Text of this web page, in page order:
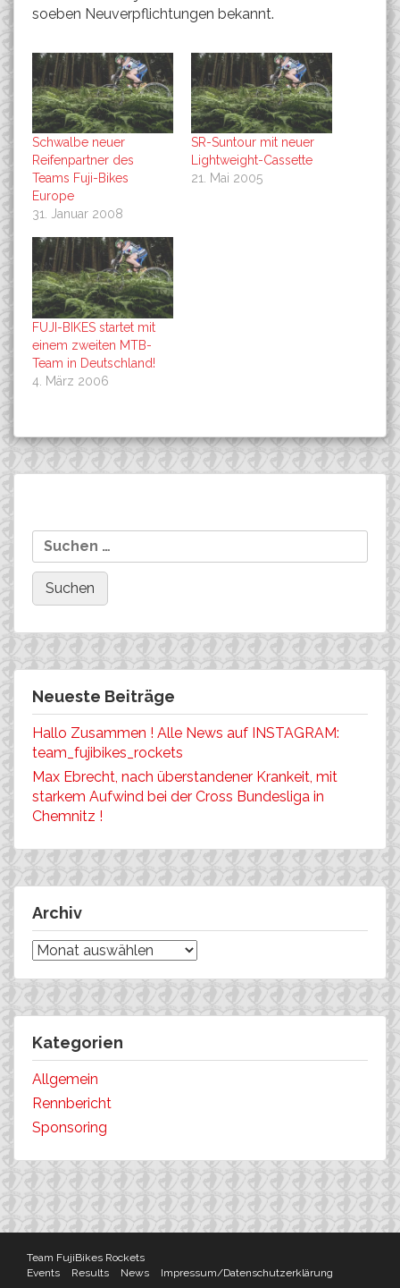
soeben Neuverpflichtungen bekannt.
Schwalbe neuer
Reifenpartner des
Teams Fuji-Bikes
Europe
31. Januar 2008
SR-Suntour mit neuer
Lightweight-Cassette
21. Mai 2005
FUJI-BIKES startet mit
einem zweiten MTB-
Team in Deutschland!
4. März 2006
Neueste Beiträge
Hallo Zusammen ! Alle News auf INSTAGRAM:
team_fujibikes_rockets
Max Ebrecht, nach überstandener Krankeit, mit
starkem Aufwind bei der Cross Bundesliga in
Chemnitz !
Archiv
Archiv
Kategorien
Allgemein
Rennbericht
Sponsoring
Team FujiBikes Rockets
Events
Results News Impressum/Datenschutzerklärung